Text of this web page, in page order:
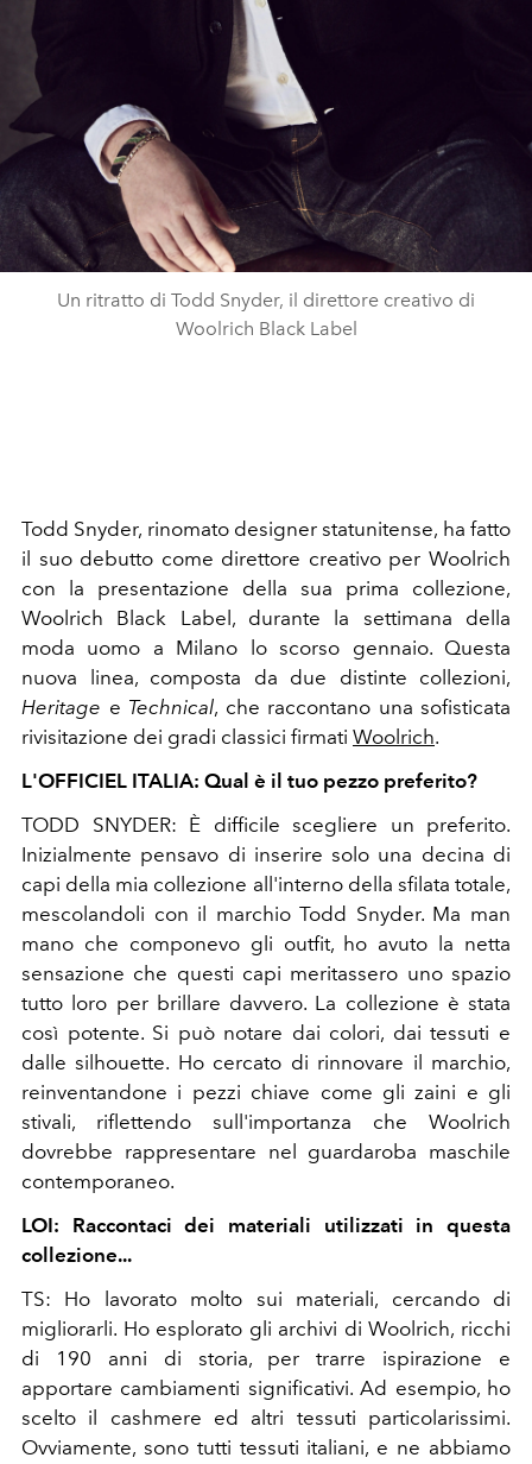
Un ritratto di Todd Snyder, il direttore creativo di
Woolrich Black Label
Todd Snyder, rinomato designer statunitense, ha fatto
il suo debutto come direttore creativo per Woolrich
con la presentazione della sua prima collezione,
Woolrich Black Label, durante la settimana della
moda uomo a Milano lo scorso gennaio. Questa
nuova linea, composta da due distinte collezioni,
Heritage e Technical, che raccontano una sofisticata
rivisitazione dei gradi classici firmati Woolrich.
L'OFFICIEL ITALIA: Qual è il tuo pezzo preferito?
TODD SNYDER: È difficile scegliere un preferito.
Inizialmente pensavo di inserire solo una decina di
capi della mia collezione all'interno della sfilata totale,
mescolandoli con il marchio Todd Snyder. Ma man
mano che componevo gli outfit, ho avuto la netta
sensazione che questi capi meritassero uno spazio
tutto loro per brillare davvero. La collezione è stata
così potente. Si può notare dai colori, dai tessuti e
dalle silhouette. Ho cercato di rinnovare il marchio,
reinventandone i pezzi chiave come gli zaini e gli
stivali, riflettendo sull'importanza che Woolrich
dovrebbe rappresentare nel guardaroba maschile
contemporaneo.
LOI: Raccontaci dei materiali utilizzati in questa
collezione...
TS: Ho lavorato molto sui materiali, cercando di
migliorarli. Ho esplorato gli archivi di Woolrich, ricchi
di 190 anni di storia, per trarre ispirazione e
apportare cambiamenti significativi. Ad esempio, ho
scelto il cashmere ed altri tessuti particolarissimi.
Ovviamente, sono tutti tessuti italiani, e ne abbiamo